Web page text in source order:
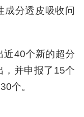
成分透皮吸收问
近40个新的超分
，并申报了15个
个。